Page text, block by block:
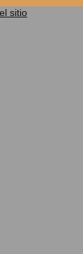
sitio